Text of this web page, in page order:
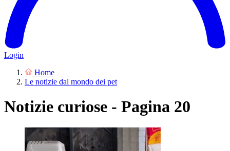
Login
Home
Le notizie dal mondo dei pet
Notizie curiose - Pagina 20